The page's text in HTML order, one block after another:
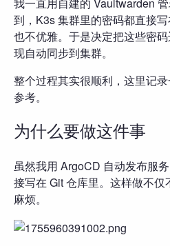
到，K3s 集群里的密码都直接
也不优雅。于是决定把这些密
现自动同步到集群。
整个过程其实很顺利，这里记
参考。
为什么要做这件事
虽然我用 ArgoCD 自动发布服
接写在 Git 仓库里。这样做不
麻烦。